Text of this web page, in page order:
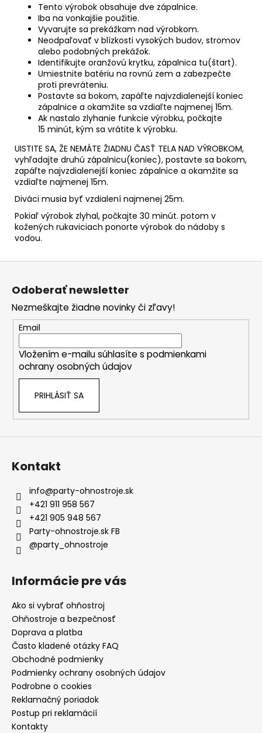
Tento výrobok obsahuje dve zápalnice.
Iba na vonkajšie použitie.
Vyvarujte sa prekážkam nad výrobkom.
Neodpaľovať v blízkosti vysokých budov, stromov
alebo podobných prekážok.
Identifikujte oranžovú krytku, zápalnica tu(štart).
Umiestnite batériu na rovnú zem a zabezpečte
proti prevráteniu.
Postavte sa bokom, zapáľte najvzdialenejší koniec
zápalnice a okamžite sa vzdiaľte najmenej 15m.
Ak nastalo zlyhanie funkcie výrobku, počkajte
15 minút, kým sa vrátite k výrobku.
UISTITE SA, ŽE NEMÁTE ŽIADNU ČASŤ TELA NAD VÝROBKOM,
vyhľadajte druhú zápalnicu(koniec), postavte sa bokom,
zapáľte najvzdialenejší koniec zápalnice a okamžite sa
vzdiaľte najmenej 15m.
Diváci musia byť vzdialení najmenej 25m.
Pokiaľ výrobok zlyhal, počkajte 30 minút. potom v
kožených rukaviciach ponorte výrobok do nádoby s
vodou.
Z
Odoberať newsletter
Nezmeškajte žiadne novinky či zľavy!
Email
Vložením e-mailu súhlasíte s podmienkami
ochrany osobných údajov
PRIHLÁSIŤ SA
Kontakt
info@party-ohnostroje.sk
+421 911 958 567
+421 905 948 567
Party-ohnostroje.sk FB
@party_ohnostroje
Informácie pre vás
Ako si vybrať ohňostroj
Ohňostroje a bezpečnosť
Doprava a platba
Často kladené otázky FAQ
Obchodné podmienky
Podmienky ochrany osobných údajov
Podrobne o cookies
Reklamačný poriadok
Postup pri reklamácií
Kontakty